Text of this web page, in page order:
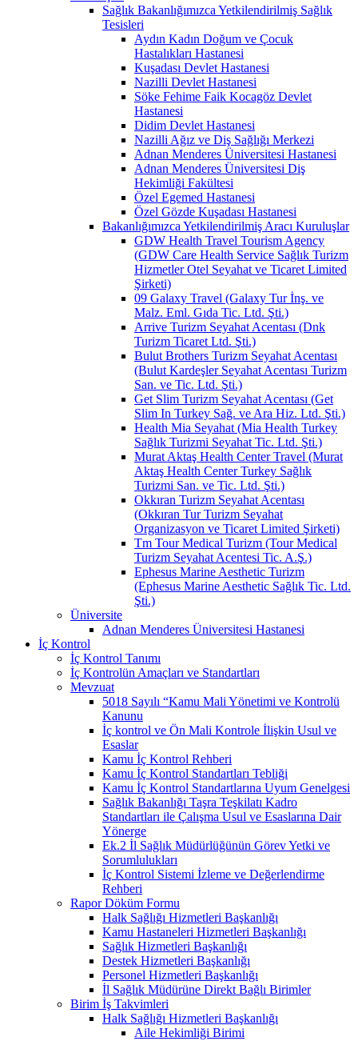
Sağlık Bakanlığımızca Yetkilendirilmiş Sağlık
Tesisleri
Aydın Kadın Doğum ve Çocuk
Hastalıkları Hastanesi
Kuşadası Devlet Hastanesi
Nazilli Devlet Hastanesi
Söke Fehime Faik Kocagöz Devlet
Hastanesi
Didim Devlet Hastanesi
Nazilli Ağız ve Diş Sağlığı Merkezi
Adnan Menderes Üniversitesi Hastanesi
Adnan Menderes Üniversitesi Diş
Hekimliği Fakültesi
Özel Egemed Hastanesi
Özel Gözde Kuşadası Hastanesi
Bakanlığımızca Yetkilendirilmiş Aracı Kuruluşlar
GDW Health Travel Tourism Agency
(GDW Care Health Service Sağlık Turizm
Hizmetler Otel Seyahat ve Ticaret Limited
Şirketi)
09 Galaxy Travel (Galaxy Tur İnş. ve
Malz. Eml. Gıda Tic. Ltd. Şti.)
Arrive Turizm Seyahat Acentası (Dnk
Turizm Ticaret Ltd. Şti.)
Bulut Brothers Turizm Seyahat Acentası
(Bulut Kardeşler Seyahat Acentası Turizm
San. ve Tic. Ltd. Şti.)
Get Slim Turizm Seyahat Acentası (Get
Slim In Turkey Sağ. ve Ara Hiz. Ltd. Şti.)
Health Mia Seyahat (Mia Health Turkey
Sağlık Turizmi Seyahat Tic. Ltd. Şti.)
Murat Aktaş Health Center Travel (Murat
Aktaş Health Center Turkey Sağlık
Turizmi San. ve Tic. Ltd. Şti.)
Okkıran Turizm Seyahat Acentası
(Okkıran Tur Turizm Seyahat
Organizasyon ve Ticaret Limited Şirketi)
Tm Tour Medical Turizm (Tour Medical
Turizm Seyahat Acentesi Tic. A.Ş.)
Ephesus Marine Aesthetic Turizm
(Ephesus Marine Aesthetic Sağlık Tic. Ltd.
Şti.)
Üniversite
Adnan Menderes Üniversitesi Hastanesi
İç Kontrol
İç Kontrol Tanımı
İç Kontrolün Amaçları ve Standartları
Mevzuat
5018 Sayılı “Kamu Mali Yönetimi ve Kontrolü
Kanunu
İç kontrol ve Ön Mali Kontrole İlişkin Usul ve
Esaslar
Kamu İç Kontrol Rehberi
Kamu İç Kontrol Standartları Tebliği
Kamu İç Kontrol Standartlarına Uyum Genelgesi
Sağlık Bakanlığı Taşra Teşkilatı Kadro
Standartları ile Çalışma Usul ve Esaslarına Dair
Yönerge
Ek.2 İl Sağlık Müdürlüğünün Görev Yetki ve
Sorumlulukları
İç Kontrol Sistemi İzleme ve Değerlendirme
Rehberi
Rapor Döküm Formu
Halk Sağlığı Hizmetleri Başkanlığı
Kamu Hastaneleri Hizmetleri Başkanlığı
Sağlık Hizmetleri Başkanlığı
Destek Hizmetleri Başkanlığı
Personel Hizmetleri Başkanlığı
İl Sağlık Müdürüne Direkt Bağlı Birimler
Birim İş Takvimleri
Halk Sağlığı Hizmetleri Başkanlığı
Aile Hekimliği Birimi